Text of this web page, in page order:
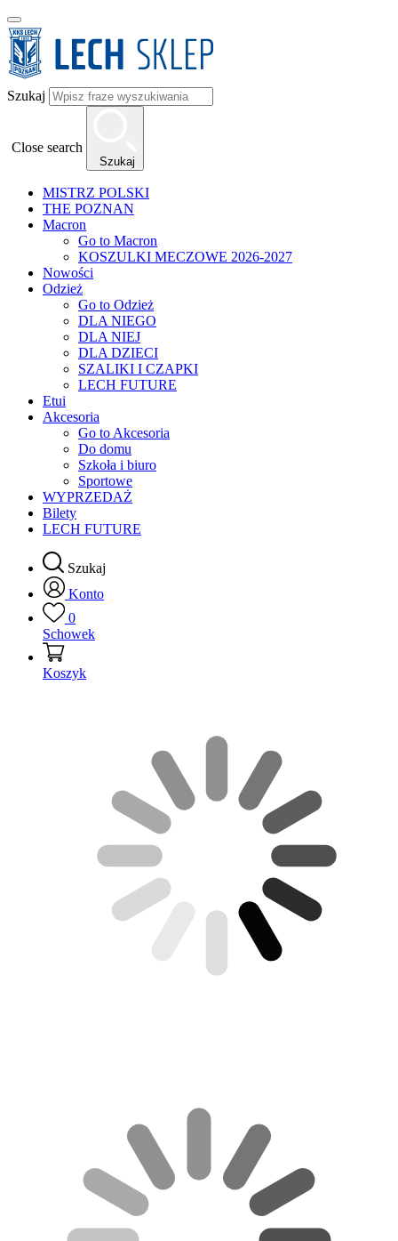
Szukaj
Close search
Szukaj
MISTRZ POLSKI
THE POZNAN
Macron
Go to Macron
KOSZULKI MECZOWE 2026-2027
Nowości
Odzież
Go to Odzież
DLA NIEGO
DLA NIEJ
DLA DZIECI
SZALIKI I CZAPKI
LECH FUTURE
Etui
Akcesoria
Go to Akcesoria
Do domu
Szkoła i biuro
Sportowe
WYPRZEDAŻ
Bilety
LECH FUTURE
Szukaj
Konto
0
Schowek
Koszyk